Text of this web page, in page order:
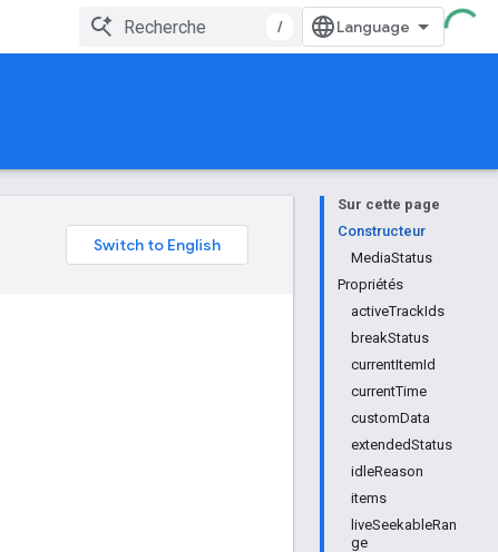
/
Sur cette page
Constructeur
MediaStatus
Propriétés
activeTrackIds
breakStatus
currentItemId
currentTime
customData
extendedStatus
idleReason
items
liveSeekableRan
ge